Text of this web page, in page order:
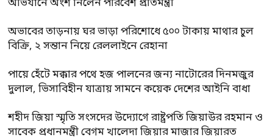
অভিযানে অংশ নিলেন পরিবেশ প্রতিমন্ত্রী
অভাবের তাড়নায় ঘর ভাড়া পরিশোধে ৫০০ টাকায় মাথার চুল
বিক্রি, ২ সন্তান নিয়ে রেললাইনে রেহানা
পায়ে হেঁটে মক্কার পথে হজ পালনের জন্য নাটোরের দিনমজুর
দুলাল, ভিসাবিহীন যাত্রায় সামনে কয়েক দেশের আইনি বাধা
শহীদ জিয়া স্মৃতি সংসদের উদ্যোগে রাষ্ট্রপতি জিয়াউর রহমান ও
সাবেক প্রধানমন্ত্রী বেগম খালেদা জিয়ার মাজার জিয়ারত